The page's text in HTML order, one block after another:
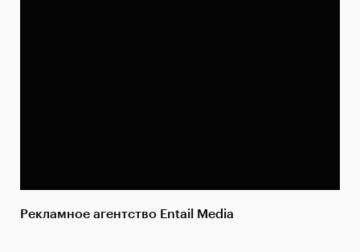
Рекламное агентство Entail Media